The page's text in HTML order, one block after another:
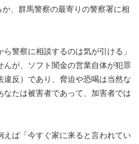
か、群馬警察の最寄りの警察署に相
ら警察に相談するのは気が引ける」
んが、ソフト闇金の営業自体が犯罪
違反）であり、脅迫や恐喝は当然な
なたは被害者であって、加害者では
えば「今すぐ家に来ると言われてい